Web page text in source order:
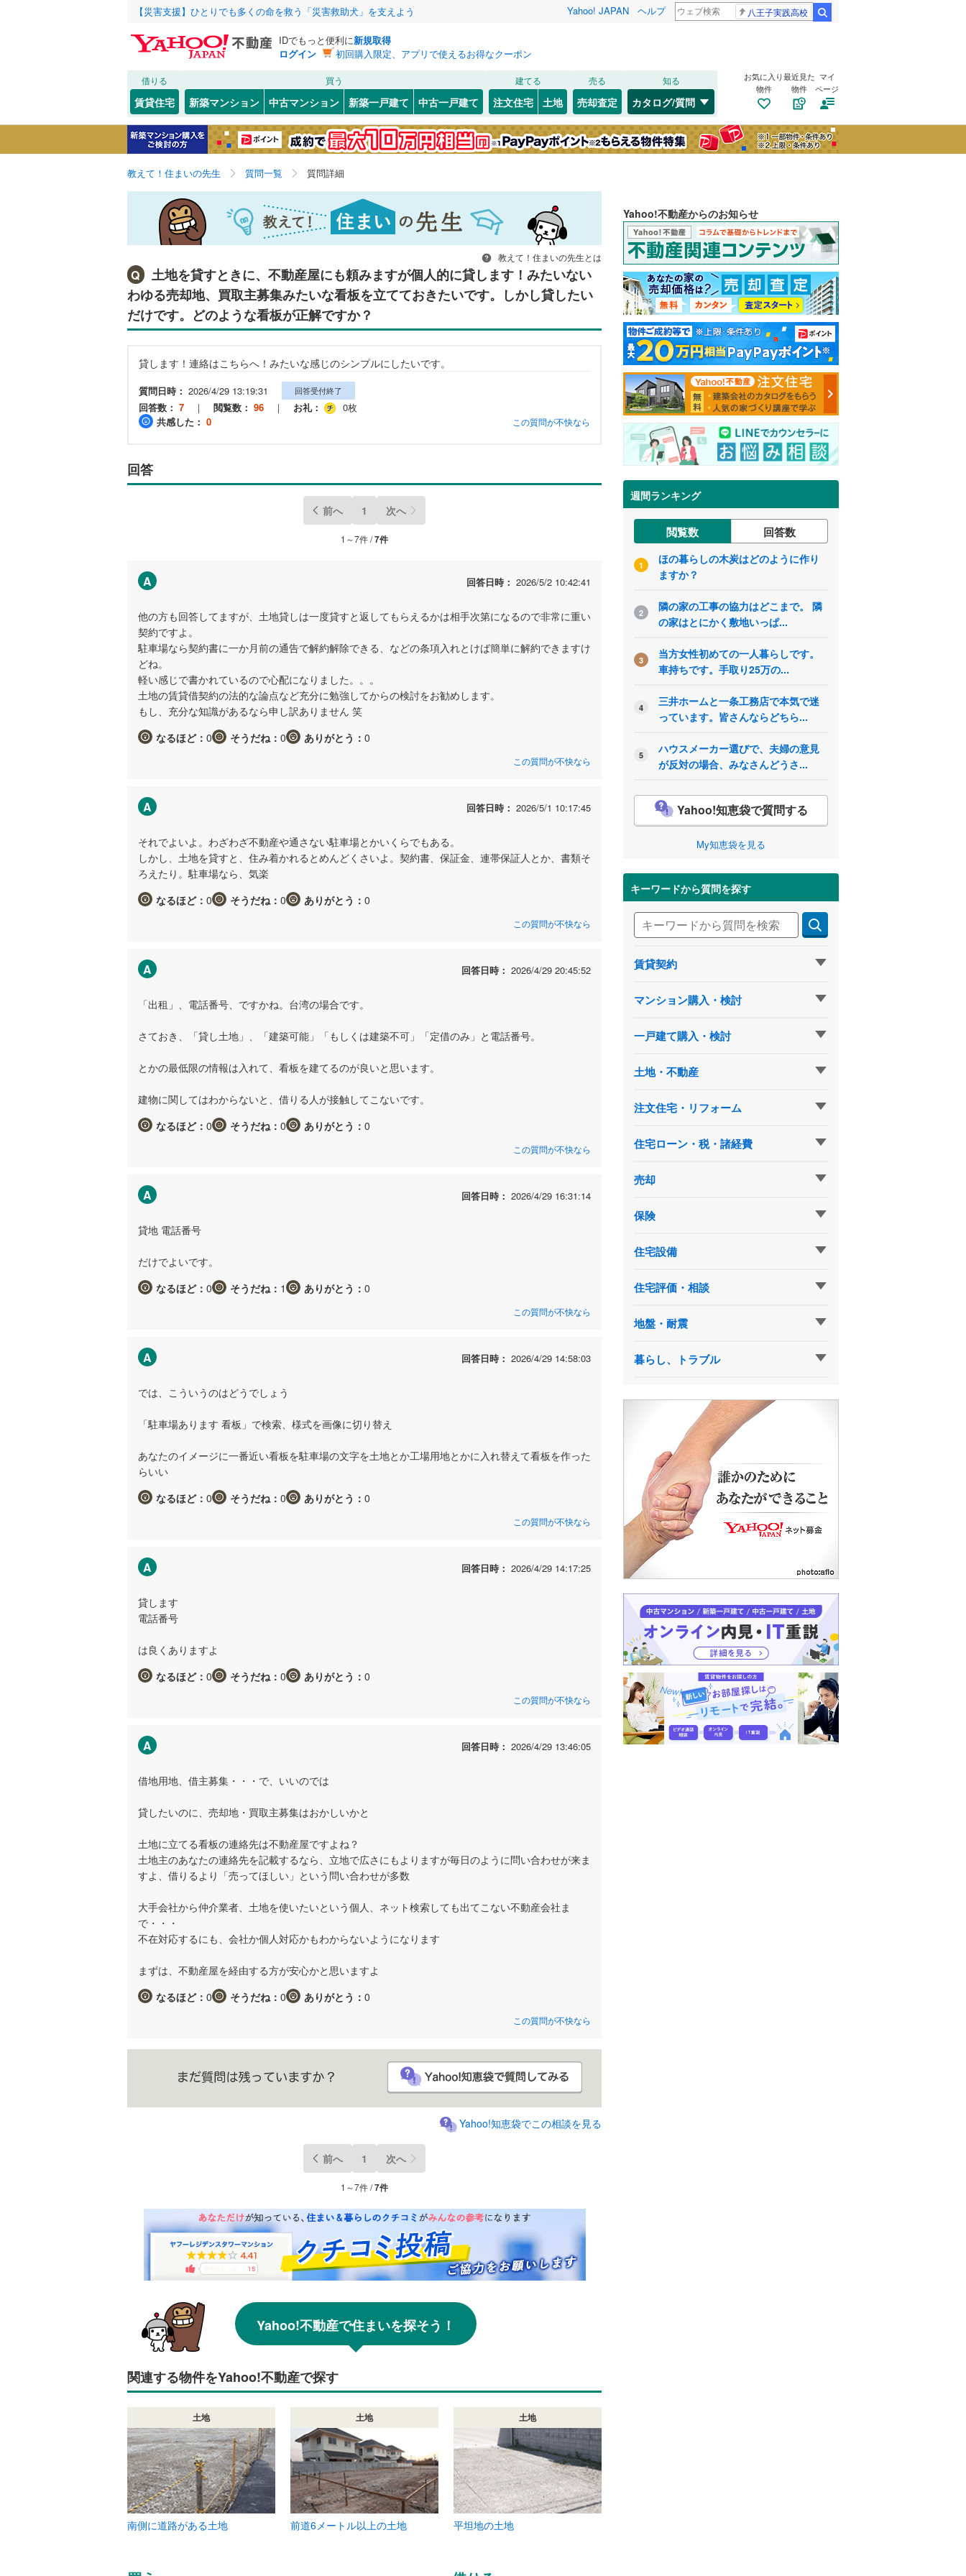
【災害支援】ひとりでも多くの命を救う「災害救助犬」を支えよう Yahoo! JAPAN ヘルプ 八王子実践高校
IDでもっと便利に新規取得
ログイン
初回購入限定、アプリで使えるお得なクーポン
借りる
賃貸住宅
買う
新築マンション 中古マンション 新築一戸建て 中古一戸建て
建てる
注文住宅 土地
売る
売却査定
知る
カタログ/質問
お気に入り
物件
最近見た
物件
マイ
ページ
教えて！住まいの先生 質問一覧 質問詳細
教えて！住まいの先生とは
Q
土地を貸すときに、不動産屋にも頼みますが個人的に貸します！みたいない
わゆる売却地、買取主募集みたいな看板を立てておきたいです。しかし貸したい
だけです。どのような看板が正解ですか？
貸します！連絡はこちらへ！みたいな感じのシンプルにしたいです。
質問日時： 2026/4/29 13:19:31 回答受付終了
回答数： 7 ｜ 閲覧数： 96 ｜ お礼：
0枚
共感した： 0 この質問が不快なら
回答
前へ 1 次へ
1～7件 /7件
A 回答日時： 2026/5/2 10:42:41
他の方も回答してますが、土地貸しは一度貸すと返してもらえるかは相手次第になるので非常に重い
契約ですよ。
駐車場なら契約書に一か月前の通告で解約解除できる、などの条項入れとけば簡単に解約できますけ
どね。
軽い感じで書かれているので心配になりました。。。
土地の賃貸借契約の法的な論点など充分に勉強してからの検討をお勧めします。
もし、充分な知識があるなら申し訳ありません 笑
なるほど： 0 そうだね： 0 ありがとう： 0
この質問が不快なら
A 回答日時： 2026/5/1 10:17:45
それでよいよ。わざわざ不動産や通さない駐車場とかいくらでもある。
しかし、土地を貸すと、住み着かれるとめんどくさいよ。契約書、保証金、連帯保証人とか、書類そ
ろえたり。駐車場なら、気楽
なるほど： 0 そうだね： 0 ありがとう： 0
この質問が不快なら
A 回答日時： 2026/4/29 20:45:52
「出租」、電話番号、ですかね。台湾の場合です。
さておき、「貸し土地」、「建築可能」「もしくは建築不可」「定借のみ」と電話番号。
とかの最低限の情報は入れて、看板を建てるのが良いと思います。
建物に関してはわからないと、借りる人が接触してこないです。
なるほど： 0 そうだね： 0 ありがとう： 0
この質問が不快なら
A 回答日時： 2026/4/29 16:31:14
貸地 電話番号
だけでよいです。
なるほど： 0 そうだね： 1 ありがとう： 0
この質問が不快なら
A 回答日時： 2026/4/29 14:58:03
では、こういうのはどうでしょう
「駐車場あります 看板」で検索、様式を画像に切り替え
あなたのイメージに一番近い看板を駐車場の文字を土地とか工場用地とかに入れ替えて看板を作った
らいい
なるほど： 0 そうだね： 0 ありがとう： 0
この質問が不快なら
A 回答日時： 2026/4/29 14:17:25
貸します
電話番号
は良くありますよ
なるほど： 0 そうだね： 0 ありがとう： 0
この質問が不快なら
A 回答日時： 2026/4/29 13:46:05
借地用地、借主募集・・・で、いいのでは
貸したいのに、売却地・買取主募集はおかしいかと
土地に立てる看板の連絡先は不動産屋ですよね？
土地主のあなたの連絡先を記載するなら、立地で広さにもよりますが毎日のように問い合わせが来ま
すよ、借りるより「売ってほしい」という問い合わせが多数
大手会社から仲介業者、土地を使いたいという個人、ネット検索しても出てこない不動産会社ま
で・・・
不在対応するにも、会社か個人対応かもわからないようになります
まずは、不動産屋を経由する方が安心かと思いますよ
なるほど： 0 そうだね： 0 ありがとう： 0
この質問が不快なら
Yahoo!知恵袋でこの相談を見る
前へ 1 次へ
1～7件 /7件
Yahoo!不動産で住まいを探そう！
関連する物件をYahoo!不動産で探す
土地
南側に道路がある土地
土地
前道6メートル以上の土地
土地
平坦地の土地
Yahoo!不動産からのお知らせ
週間ランキング
閲覧数 回答数
1
ほの暮らしの木炭はどのように作り
ますか？
2
隣の家の工事の協力はどこまで。 隣
の家はとにかく敷地いっぱ...
3
当方女性初めての一人暮らしです。
車持ちです。手取り25万の...
4
三井ホームと一条工務店で本気で迷
っています。皆さんならどちら...
5
ハウスメーカー選びで、夫婦の意見
が反対の場合、みなさんどうさ...
Yahoo!知恵袋で質問する
My知恵袋を見る
キーワードから質問を探す
賃貸契約
マンション購入・検討
一戸建て購入・検討
土地・不動産
注文住宅・リフォーム
住宅ローン・税・諸経費
売却
保険
住宅設備
住宅評価・相談
地盤・耐震
暮らし、トラブル